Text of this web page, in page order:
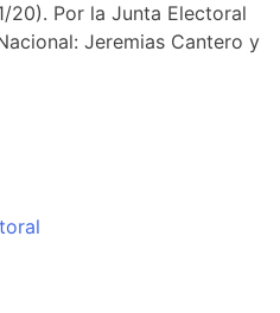
20). Por la Junta Electoral
Jeremias Cantero y